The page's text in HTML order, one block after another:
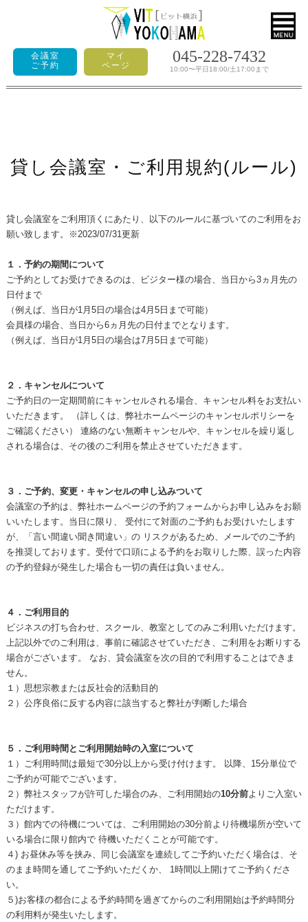
会議室
ご予約
マイ
ページ
045-228-7432
10:00〜平日18:00/土17:00まで
貸し会議室・ご利用規約(ルール)
貸し会議室をご利用頂くにあたり、以下のルールに基づいてのご利用をお
願い致します。※2023/07/31更新
１．予約の期間について
ご予約としてお受けできるのは、ビジター様の場合、 当日から3ヵ月先の
日付まで
（例えば、当日が1月5日の場合は4月5日まで可能）
会員様の場合、 当日から6ヵ月先の日付までとなります。
（例えば、当日が1月5日の場合は7月5日まで可能）
２．キャンセルについて
ご予約日の一定期間前にキャンセルされる場合、キャンセル料をお支払い
いただきます。 （詳しくは、弊社ホームページのキャンセルポリシーを
ご確認ください） 連絡のない無断キャンセルや、キャンセルを繰り返し
される場合は、その後のご利用を禁止させていただきます。
３．ご予約、変更・キャンセルの申し込みついて
会議室の予約は、弊社ホームページの予約フォームからお申し込みをお願
いいたします。当日に限り、 受付にて対面のご予約もお受けいたします
が、「言い間違い聞き間違い」の リスクがあるため、メールでのご予約
を推奨しております。受付で口頭による予約をお取りした際、誤った内容
の予約登録が発生した場合も一切の責任は負いません。
４．ご利用目的
ビジネスの打ち合わせ、スクール、教室としてのみご利用いただけます。
上記以外でのご利用は、事前に確認させていただき、ご利用をお断りする
場合がございます。 なお、貸会議室を次の目的で利用することはできま
せん。
１）思想宗教または反社会的活動目的
２）公序良俗に反する内容に該当すると弊社が判断した場合
５．ご利用時間とご利用開始時の入室について
１）ご利用時間は最短で30分以上から受け付けます。 以降、15分単位で
ご予約が可能でございます。
２）弊社スタッフが許可した場合のみ、ご利用開始の10分前よりご入室い
ただけます。
３）館内での待機については、ご利用開始の30分前より待機場所が空いて
いる場合に限り館内で 待機いただくことが可能です。
４) お昼休み等を挟み、同じ会議室を連続してご予約いただく場合は、そ
のまま時間を通してご予約いただくか、 1時間以上開けてご予約くださ
い。
５)お客様の都合による予約時間を過ぎてからのご利用開始は予約時間分
の利用料が発生いたします。